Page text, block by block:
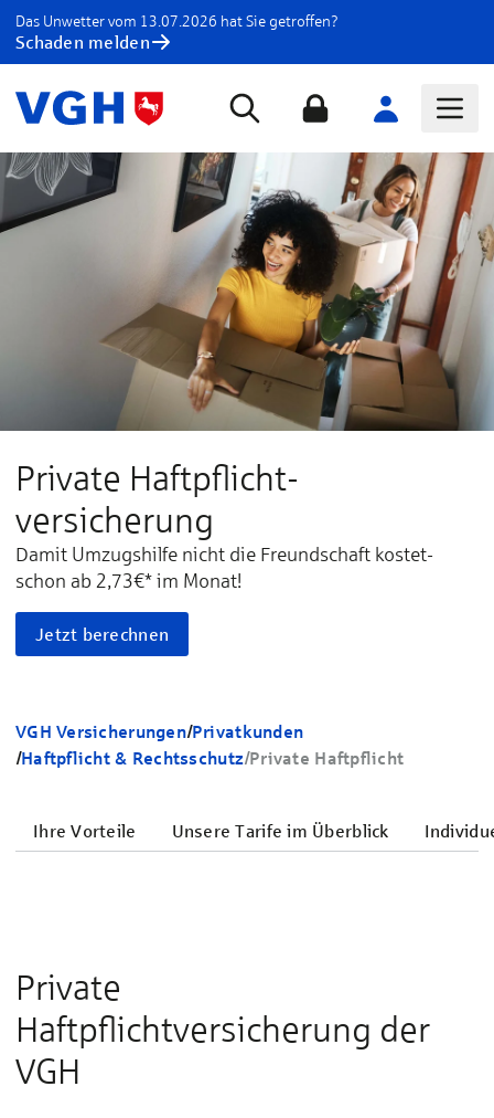
Das Unwetter vom 13.07.2026 hat Sie getroffen?
Schaden melden
Private Haftpflicht­
versicherung
Damit Umzugshilfe nicht die Freundschaft kostet-
schon ab 2,73€* im Monat!
Jetzt berechnen
VGH Versicherungen/Privatkunden
/Haftpflicht & Rechtsschutz/Private Haftpflicht
Ihre Vorteile Unsere Tarife im Überblick
Private
Haftpflichtversicherung der
VGH